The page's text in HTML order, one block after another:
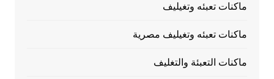
ماكنات تعبئه وتغيليف
ماكنات تعبئه وتغيليف مصرية
ماكنات التعبئة والتغليف